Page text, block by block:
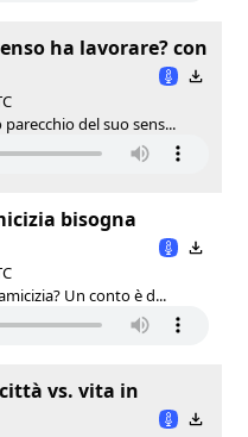
ha lavorare? con
del suo sens...
bisogna
Un conto è d...
città vs. vita in